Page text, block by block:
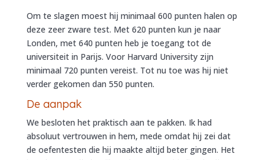
Om te slagen moest hij minimaal 600 punten halen op
deze zeer zware test. Met 620 punten kun je naar
Londen, met 640 punten heb je toegang tot de
universiteit in Parijs. Voor Harvard University zijn
minimaal 720 punten vereist. Tot nu toe was hij niet
verder gekomen dan 550 punten.
De aanpak
We besloten het praktisch aan te pakken. Ik had
absoluut vertrouwen in hem, mede omdat hij zei dat
de oefentesten die hij maakte altijd beter gingen. Het